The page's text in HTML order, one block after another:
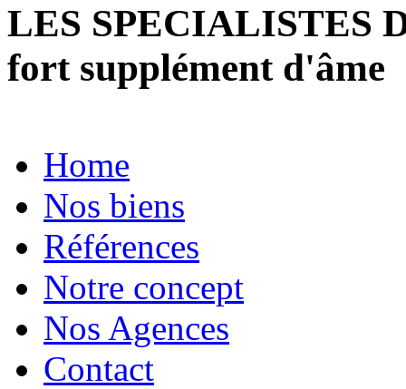
LES SPECIALISTES
fort supplément d'âme
Home
Nos biens
Références
Notre concept
Nos Agences
Contact